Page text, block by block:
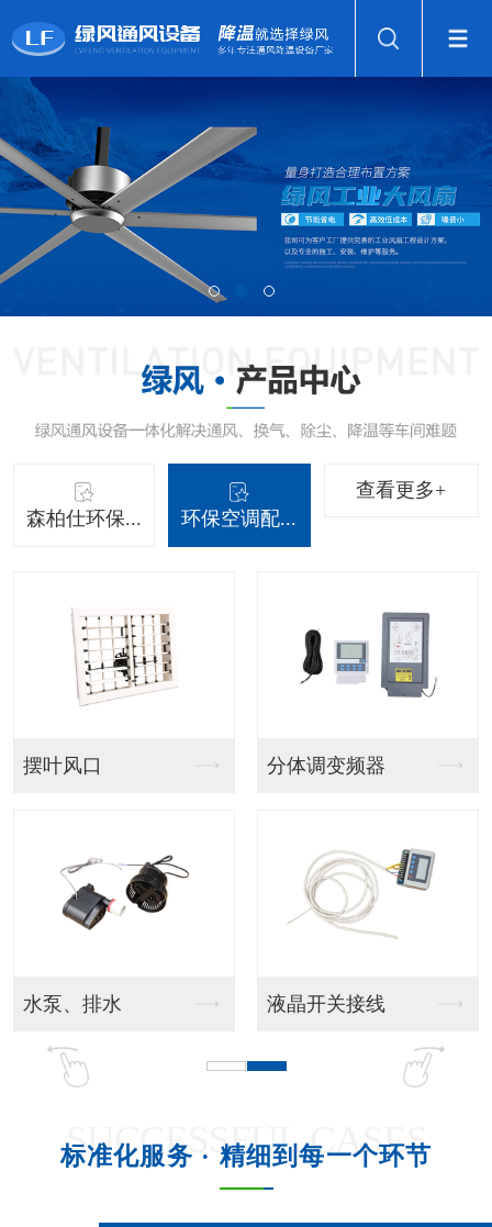
森柏仕环保... 环保空调配...
查看更多+
吊挂射流款 吊挂百叶窗款
吊挂风管机 吊柜射流款
SUCCESSFUL CASES
标准化服务 · 精细到每一个环节